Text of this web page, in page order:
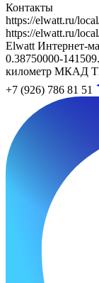
Контакты
https://elwatt.ru/
https://elwatt.ru/
Elwatt Интернет-
0.38750000-
километр МКАД
+7 (926) 786 81 51